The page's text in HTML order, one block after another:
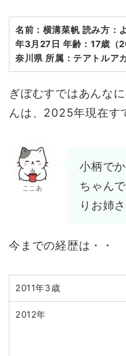
名前：横溝菜帆 読み方：
年3月27日 年齢：17歳（
奈川県 所属：テアトルア
ぎぼむすではあんな
んは、2025年現在す
ここあ
小柄で
ちゃん
りお姉
今までの経歴は・・
2011年3歳
2012年